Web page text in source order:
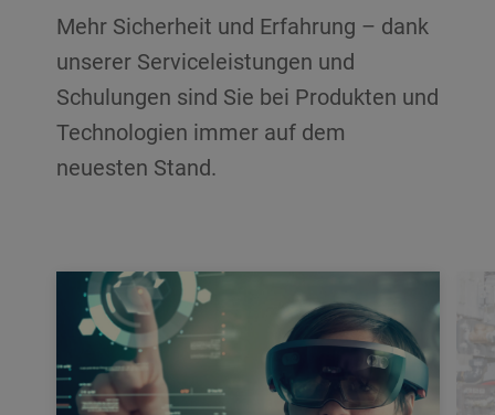
Mehr Sicherheit und Erfahrung – dank
unserer Serviceleistungen und
Schulungen sind Sie bei Produkten und
Technologien immer auf dem
neuesten Stand.